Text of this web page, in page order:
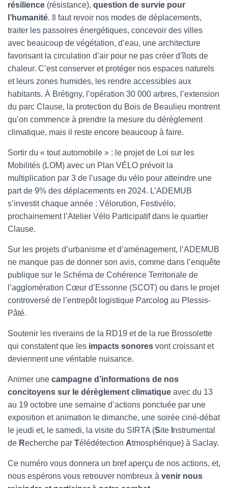
résilience (résistance), question de survie pour
l’humanité. Il faut revoir nos modes de déplacements,
traiter les passoires énergétiques, concevoir des villes
avec beaucoup de végétation, d’eau, une architecture
favorisant la circulation d’air pour ne pas créer d’îlots de
chaleur. C’est conserver et protéger nos espaces naturels
et leurs zones humides, les rendre accessibles aux
habitants. À Brétigny, l’opération 30 000 arbres, l’extension
du parc Clause, la protection du Bois de Beaulieu montrent
qu’on commence à prendre la mesure du dérèglement
climatique, mais il reste encore beaucoup à faire.
Sortir du « tout automobile » : le projet de Loi sur les
Mobilités (LOM) avec un Plan VÉLO prévoit la
multiplication par 3 de l’usage du vélo pour atteindre une
part de 9% des déplacements en 2024. L’ADEMUB
s’investit chaque année : Vélorution, Festivélo,
prochainement l’Atelier Vélo Participatif dans le quartier
Clause.
Sur les projets d’urbanisme et d’aménagement, l’ADEMUB
ne manque pas de donner son avis, comme dans l’enquête
publique sur le Schéma de Cohérence Territoriale de
l’agglomération Cœur d’Essonne (SCOT) ou dans le projet
controversé de l’entrepôt logistique Parcolog au Plessis-
Pâté.
Soutenir les riverains de la RD19 et de la rue Brossolette
qui constatent que les impacts sonores vont croissant et
deviennent une véritable nuisance.
Animer une campagne d’informations de nos
concitoyens sur le dérèglement climatique avec du 13
au 19 octobre une semaine d’actions ponctuée par une
exposition et animation le dimanche, une soirée ciné-débat
le jeudi et, le samedi, la visite du SIRTA (Site nstrumental
de Recherche par Télédétection Atmosphérique) à Saclay.
Ce numéro vous donnera un bref aperçu de nos actions, et,
nous espérons vous retrouver nombreux à venir nous